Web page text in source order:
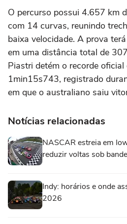
O percurso possui 4.657 km
com 14 curvas, reunindo
baixa velocidade. A prova
em uma distância total de
Piastri detém o recorde oficial
1min15s743, registrado
em que o australiano saiu
Notícias relacionadas
NASCAR estreia em
reduzir voltas sob
Indy: horários e onde
2026